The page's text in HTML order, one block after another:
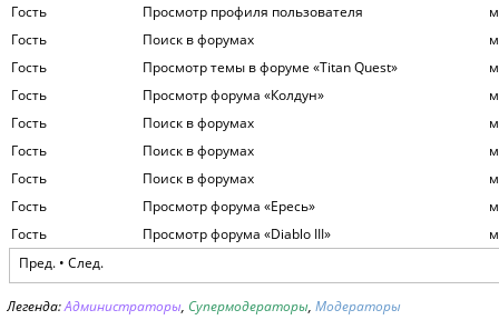
Гость
Просмотр профиля пользователя
Гость
Поиск в форумах
Гость
Просмотр темы в форуме «Titan Quest»
Гость
Просмотр форума «Колдун»
Гость
Поиск в форумах
Гость
Поиск в форумах
Гость
Поиск в форумах
Гость
Просмотр форума «Ересь»
Гость
Просмотр форума «Diablo III»
Пред. • След.
Легенда:Администраторы, Супермодераторы, Модераторы